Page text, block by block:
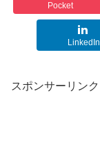
Pocket
LinkedIn
スポンサーリンク